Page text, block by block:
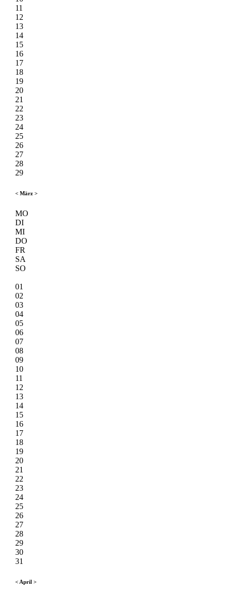
11
12
13
14
15
16
17
18
19
20
21
22
23
24
25
26
27
28
29
< März >
MO
DI
MI
DO
FR
SA
SO
01
02
03
04
05
06
07
08
09
10
11
12
13
14
15
16
17
18
19
20
21
22
23
24
25
26
27
28
29
30
31
< April >